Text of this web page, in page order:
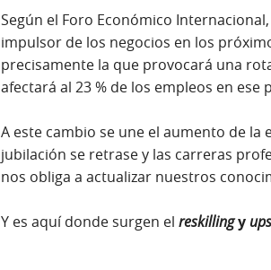
Según el Foro Económico
impulsor de los negocios en los
precisamente la que provocará una
afectará al 23 % de los empleos en ese
A este cambio se une el aumento de la
jubilación se retrase y las carreras
nos obliga a actualizar nuestros
Y es aquí donde surgen el reskillingy